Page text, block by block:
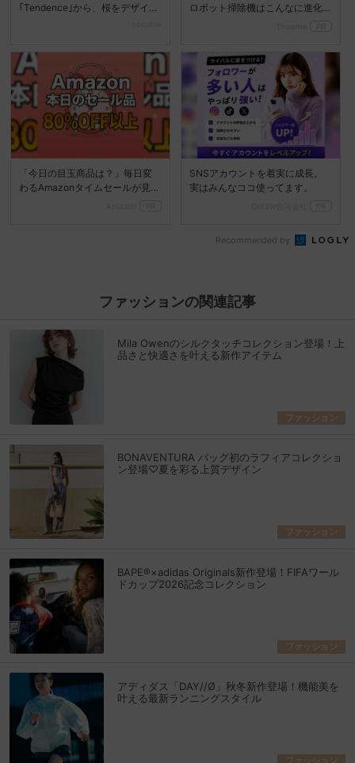
｢Tendence｣から、桜をデザイン
ロボット掃除機はこんなに進化
「今日の目玉商品は？」毎日変
わるAmazonタイムセールが見逃
SNSアカウントを着実に成長。
実はみんなココ使ってます。
Recommended by
ファッションの関連記事
Mila Owenのシルクタッチコレクション登場！上
品さと快適さを叶える新作アイテム
ファッション
BONAVENTURA バッグ初のラフィアコレクショ
ン登場♡夏を彩る上質デザイン
ファッション
BAPE®×adidas Originals新作登場！FIFAワール
ドカップ2026記念コレクション
ファッション
アディダス「DAY//Ø」秋冬新作登場！機能美を
叶える最新ランニングスタイル
ファッション